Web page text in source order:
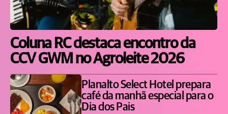
Coluna RC destaca encontro da
CCV GWM no Agroleite 2026
Planalto Select Hotel prepara
café da manhã especial para o
Dia dos Pais